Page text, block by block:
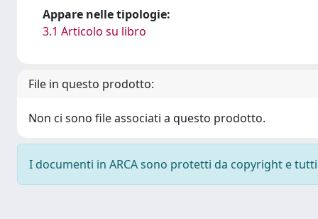
Appare nelle tipologie:
3.1 Articolo su libro
File in questo prodotto:
Non ci sono file associati a questo prodotto.
I documenti in ARCA sono protetti da copyright e